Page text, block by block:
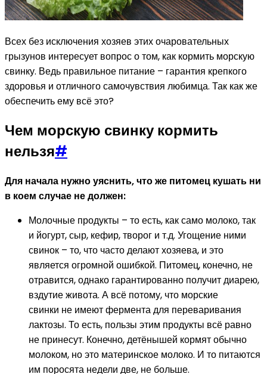
Всех без исключения хозяев этих очаровательных
грызунов интересует вопрос о том, как кормить морскую
свинку. Ведь правильное питание – гарантия крепкого
здоровья и отличного самочувствия любимца. Так как же
обеспечить ему всё это?
Чем морскую свинку кормить
нельзя#
Для начала нужно уяснить, что же питомец кушать ни
в коем случае не должен:
Молочные продукты – то есть, как само молоко, так
и йогурт, сыр, кефир, творог и т.д. Угощение ними
свинок – то, что часто делают хозяева, и это
является огромной ошибкой. Питомец, конечно, не
отравится, однако гарантированно получит диарею,
вздутие живота. А всё потому, что морские
свинки не имеют фермента для переваривания
лактозы. То есть, пользы этим продукты всё равно
не принесут. Конечно, детёнышей кормят обычно
молоком, но это материнское молоко. И то питаются
им поросята недели две, не больше.